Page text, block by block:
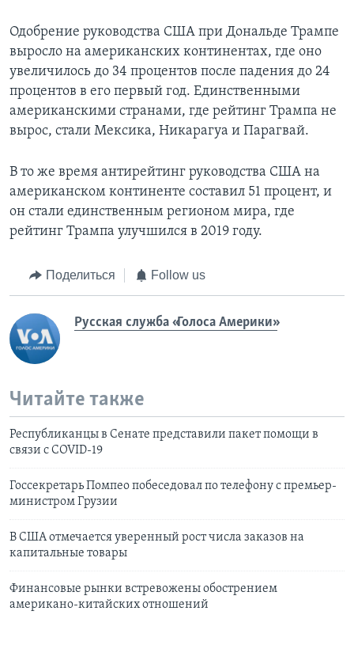
Одобрение руководства США при Дональде Трампе
выросло на американских континентах, где оно
увеличилось до 34 процентов после падения до 24
процентов в его первый год. Единственными
американскими странами, где рейтинг Трампа не
вырос, стали Мексика, Никарагуа и Парагвай.
В то же время антирейтинг руководства США на
американском континенте составил 51 процент, и
он стали единственным регионом мира, где
рейтинг Трампа улучшился в 2019 году.
Поделиться Follow us
Русская служба «Голоса Америки»
Читайте также
Республиканцы в Сенате представили пакет помощи в
связи с COVID-19
Госсекретарь Помпео побеседовал по телефону с премьер-
министром Грузии
В США отмечается уверенный рост числа заказов на
капитальные товары
Финансовые рынки встревожены обострением
американо-китайских отношений